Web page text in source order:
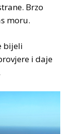
Brzo
moru.
bijeli
i daje